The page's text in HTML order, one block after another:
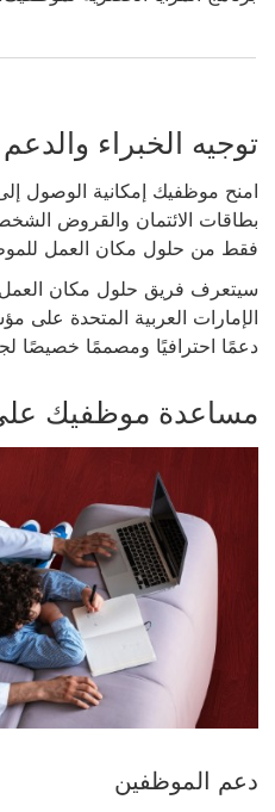
توجيه الخبراء
امنح موظفيك إمكانية الوصول
بطاقات الائتمان والقروض
فقط من ‏‫حلول مكان العمل للموظفين (EWS).
سيتعرف فريق حلول مكان
الإمارات العربية المتحدة
دعمًا احترافيًا ومصممًا خصيصًا
مساعدة موظفيك على
دعم الموظفين